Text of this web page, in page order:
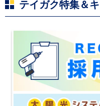
テイガク特集＆